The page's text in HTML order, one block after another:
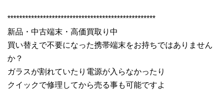
**************************************************
新品・中古端末・高価買取り中
買い替えで不要になった携帯端末をお持ちではありません
か？
ガラスが割れていたり電源が入らなかったり
クイックで修理してから売る事も可能ですよ